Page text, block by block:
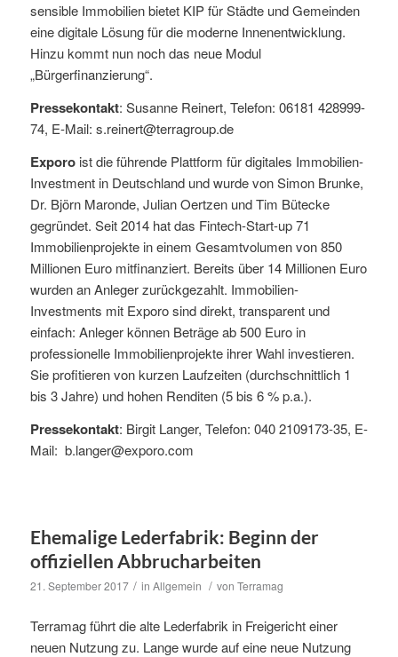
sensible Immobilien bietet KIP für Städte und Gemeinden
eine digitale Lösung für die moderne Innenentwicklung.
Hinzu kommt nun noch das neue Modul
„Bürgerfinanzierung“.
Pressekontakt: Susanne Reinert, Telefon: 06181 428999-
74, E-Mail: s.reinert@terragroup.de
Exporoist die führende Plattform für digitales Immobilien-
Investment in Deutschland und wurde von Simon Brunke,
Dr. Björn Maronde, Julian Oertzen und Tim Bütecke
gegründet. Seit 2014 hat das Fintech-Start-up 71
Immobilienprojekte in einem Gesamtvolumen von 850
Millionen Euro mitfinanziert. Bereits über 14 Millionen Euro
wurden an Anleger zurückgezahlt. Immobilien-
Investments mit Exporo sind direkt, transparent und
einfach: Anleger können Beträge ab 500 Euro in
professionelle Immobilienprojekte ihrer Wahl investieren.
Sie profitieren von kurzen Laufzeiten (durchschnittlich 1
bis 3 Jahre) und hohen Renditen (5 bis 6 % p.a.).
Pressekontakt: Birgit Langer, Telefon: 040 2109173-35, E-
Mail: b.langer@exporo.com
Ehemalige Lederfabrik: Beginn der
offiziellen Abbrucharbeiten
21. September 2017 / in Allgemein / von Terramag
Terramag führt die alte Lederfabrik in Freigericht einer
neuen Nutzung zu. Lange wurde auf eine neue Nutzung